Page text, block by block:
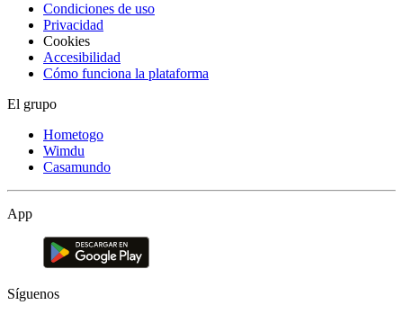
Condiciones de uso
Privacidad
Cookies
Accesibilidad
Cómo funciona la plataforma
El grupo
Hometogo
Wimdu
Casamundo
App
Síguenos